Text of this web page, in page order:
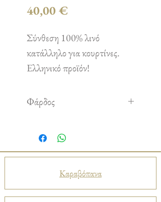
40,00 €
Σύνθεση 100% λινό
κατάλληλο για κουρτίνες.
Ελληνικό προϊόν!
Φάρδος
Καραβόπανα